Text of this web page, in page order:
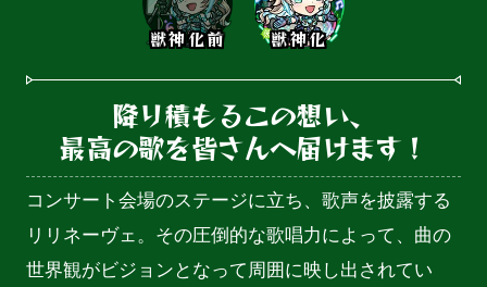
獣神化前 獣神化
降り積もるこの想い、
最高の歌を皆さんへ届けます！
コンサート会場のステージに立ち、歌声を披露する
リリネーヴェ。その圧倒的な歌唱力によって、曲の
世界観がビジョンとなって周囲に映し出されてい